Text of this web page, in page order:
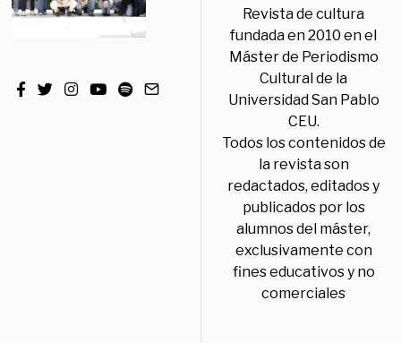
Revista de cultura
fundada en 2010 en el
Máster de Periodismo
Cultural de la
Universidad San Pablo
CEU.
Todos los contenidos de
la revista son
redactados, editados y
publicados por los
alumnos del máster,
exclusivamente con
fines educativos y no
comerciales